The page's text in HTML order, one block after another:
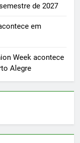
de 2027
em
Week acontece
Alegre